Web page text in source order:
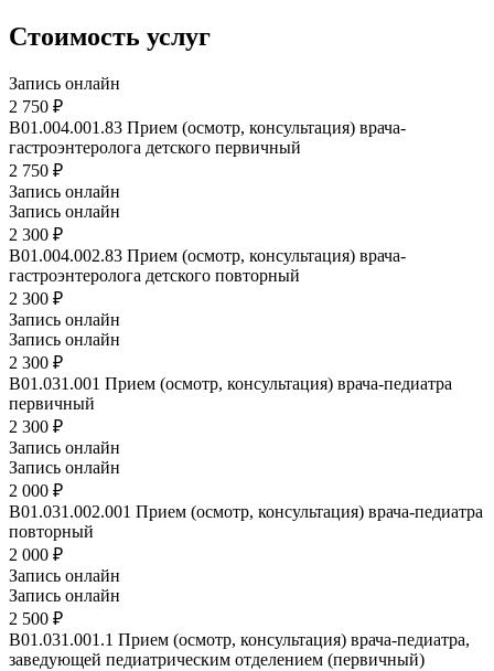
Стоимость услуг
Запись онлайн
2 750 ₽
B01.004.001.83 Прием (осмотр, консультация) врача-
гастроэнтеролога детского первичный
2 750 ₽
Запись онлайн
Запись онлайн
2 300 ₽
B01.004.002.83 Прием (осмотр, консультация) врача-
гастроэнтеролога детского повторный
2 300 ₽
Запись онлайн
Запись онлайн
2 300 ₽
B01.031.001 Прием (осмотр, консультация) врача-педиатра
первичный
2 300 ₽
Запись онлайн
Запись онлайн
2 000 ₽
B01.031.002.001 Прием (осмотр, консультация) врача-педиатра
повторный
2 000 ₽
Запись онлайн
Запись онлайн
2 500 ₽
B01.031.001.1 Прием (осмотр, консультация) врача-педиатра,
заведующей педиатрическим отделением (первичный)